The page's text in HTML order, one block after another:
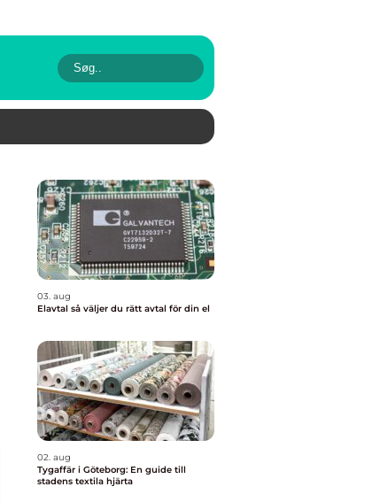
03. aug
Elavtal så väljer du rätt avtal för din el
02. aug
Tygaffär i Göteborg: En guide till
stadens textila hjärta